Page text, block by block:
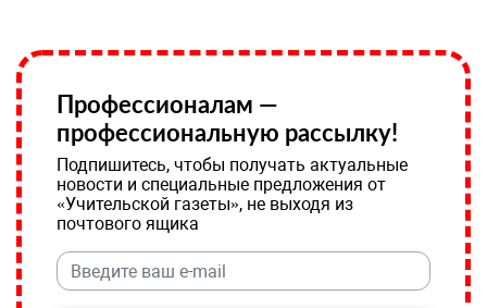
Профессионалам —
профессиональную рассылку!
Подпишитесь, чтобы получать актуальные
новости и специальные предложения от
«Учительской газеты», не выходя из
почтового ящика